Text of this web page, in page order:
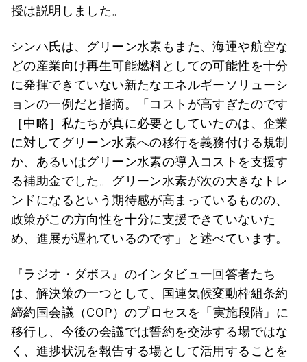
授は説明しました。
シンハ氏は、グリーン水素もまた、海運や航空な
どの産業向け再生可能燃料としての可能性を十分
に発揮できていない新たなエネルギーソリューシ
ョンの一例だと指摘。「コストが高すぎたのです
［中略］私たちが真に必要としていたのは、企業
に対してグリーン水素への移行を義務付ける規制
か、あるいはグリーン水素の導入コストを支援す
る補助金でした。グリーン水素が次の大きなトレ
ンドになるという期待感が高まっているものの、
政策がこの方向性を十分に支援できていないた
め、進展が遅れているのです」と述べています。
『ラジオ・ダボス』のインタビュー回答者たち
は、解決策の一つとして、国連気候変動枠組条約
締約国会議（COP）のプロセスを「実施段階」に
移行し、今後の会議では誓約を交渉する場ではな
く、進捗状況を報告する場として活用することを